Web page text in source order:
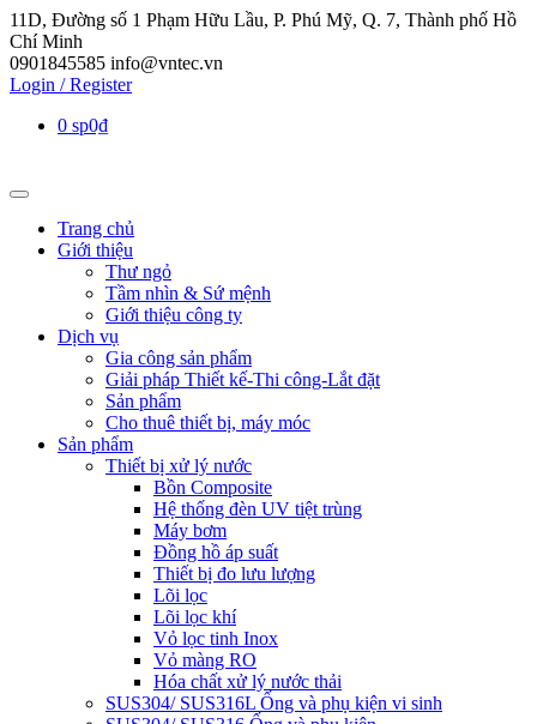
11D, Đường số 1 Phạm Hữu Lầu, P. Phú Mỹ, Q. 7, Thành phố Hồ
Chí Minh
0901845585 info@vntec.vn
Login / Register
0 sp0₫
Trang chủ
Giới thiệu
Thư ngỏ
Tầm nhìn & Sứ mệnh
Giới thiệu công ty
Dịch vụ
Gia công sản phẩm
Giải pháp Thiết kế-Thi công-Lắt đặt
Sản phẩm
Cho thuê thiết bị, máy móc
Sản phẩm
Thiết bị xử lý nước
Bồn Composite
Hệ thống đèn UV tiệt trùng
Máy bơm
Đồng hồ áp suất
Thiết bị đo lưu lượng
Lõi lọc
Lõi lọc khí
Vỏ lọc tinh Inox
Vỏ màng RO
Hóa chất xử lý nước thải
SUS304/ SUS316L Ống và phụ kiện vi sinh